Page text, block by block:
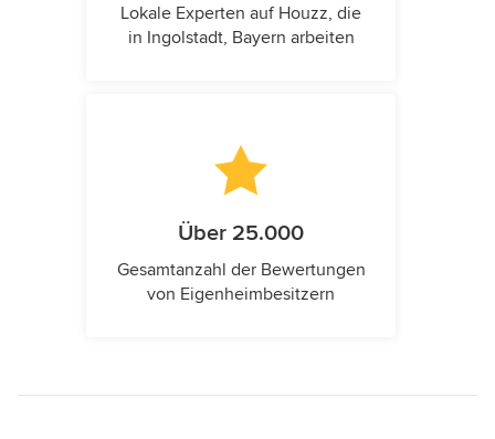
Lokale Experten auf Houzz, die
in Ingolstadt, Bayern arbeiten
Über 25.000
Gesamtanzahl der Bewertungen
von Eigenheimbesitzern